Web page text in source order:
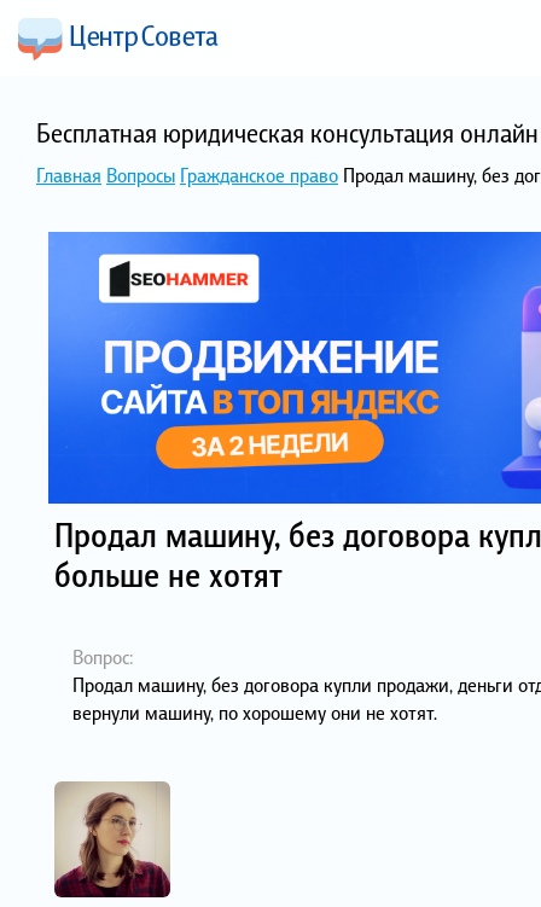
Бесплатная юридическая консультация
Главная Вопросы Гражданское право Продал машину, без
Продал машину, без договора
больше не хотят
Вопрос:
Продал машину, без договора купли продажи, деньги
вернули машину, по хорошему они не хотят.